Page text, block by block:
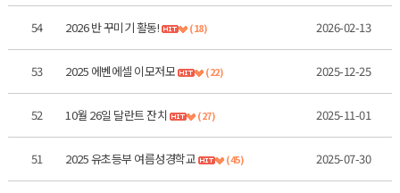
54 2026 반 꾸미기 활동! (18) 2026-02-13
53 2025 에벤에셀 이모저모 (22) 2025-12-25
52 10월 26일 달란트 잔치 (27) 2025-11-01
51 2025 유초등부 여름성경학교 (45) 2025-07-30